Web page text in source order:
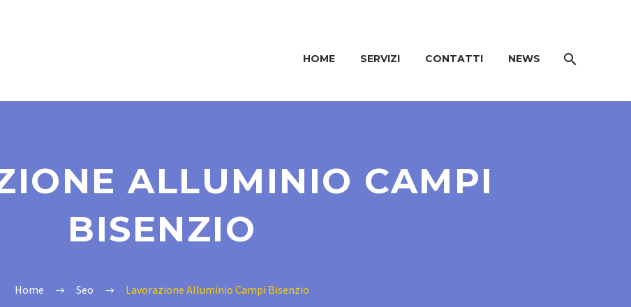
HOME SERVIZI CONTATTI NEWS
ALLUMINIO CAMPI
BISENZIO
Home Seo Lavorazione Alluminio Campi Bisenzio